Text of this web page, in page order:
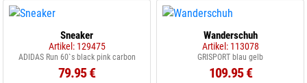
Sneaker
Artikel: 129475
ADIDAS Run 60`s black pink carbon
79.95 €
Wanderschuh
Artikel: 113078
GRISPORT blau gelb
109.95 €